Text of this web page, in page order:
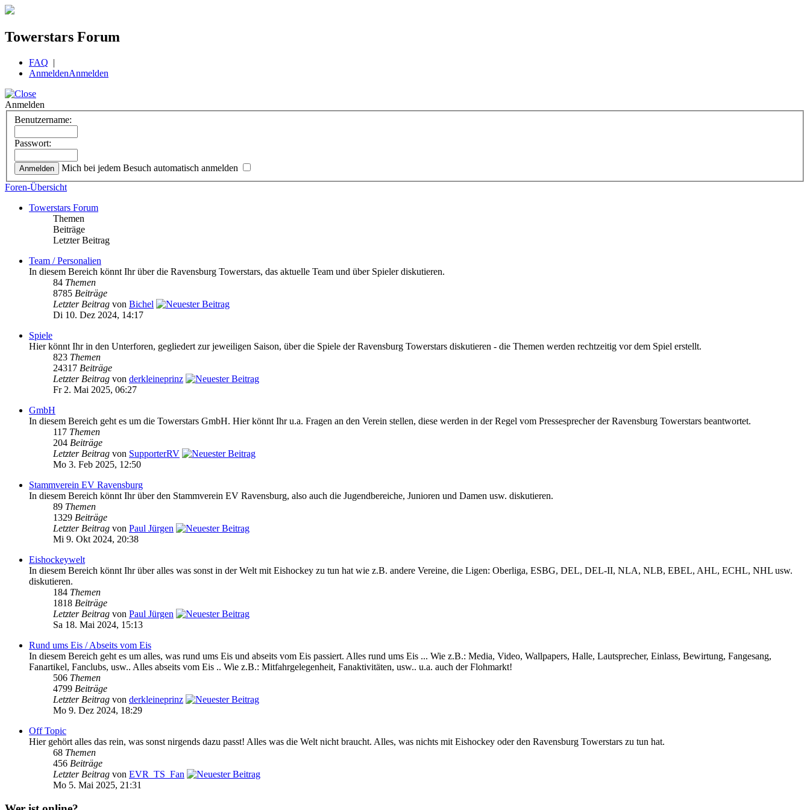
Towerstars Forum
FAQ |
AnmeldenAnmelden
Anmelden
Benutzername:
Passwort:
Mich bei jedem Besuch automatisch anmelden
Foren-Übersicht
Towerstars Forum
Themen
Beiträge
Letzter Beitrag
Team / Personalien
In diesem Bereich könnt Ihr über die Ravensburg Towerstars, das aktuelle Team und über Spieler diskutieren.
84 Themen
8785 Beiträge
Letzter Beitrag von Bichel
Di 10. Dez 2024, 14:17
Spiele
Hier könnt Ihr in den Unterforen, gegliedert zur jeweiligen Saison, über die Spiele der Ravensburg Towerstars diskutieren - die Themen werden rechtzeitig vor dem Spiel erstellt.
823 Themen
24317 Beiträge
Letzter Beitrag von derkleineprinz
Fr 2. Mai 2025, 06:27
GmbH
In diesem Bereich geht es um die Towerstars GmbH. Hier könnt Ihr u.a. Fragen an den Verein stellen, diese werden in der Regel vom Pressesprecher der Ravensburg Towerstars beantwortet.
117 Themen
204 Beiträge
Letzter Beitrag von SupporterRV
Mo 3. Feb 2025, 12:50
Stammverein EV Ravensburg
In diesem Bereich könnt Ihr über den Stammverein EV Ravensburg, also auch die Jugendbereiche, Junioren und Damen usw. diskutieren.
89 Themen
1329 Beiträge
Letzter Beitrag von Paul Jürgen
Mi 9. Okt 2024, 20:38
Eishockeywelt
In diesem Bereich könnt Ihr über alles was sonst in der Welt mit Eishockey zu tun hat wie z.B. andere Vereine, die Ligen: Oberliga, ESBG, DEL, DEL-II, NLA, NLB, EBEL, AHL, ECHL, NHL usw.
diskutieren.
184 Themen
1818 Beiträge
Letzter Beitrag von Paul Jürgen
Sa 18. Mai 2024, 15:13
Rund ums Eis / Abseits vom Eis
In diesem Bereich geht es um alles, was rund ums Eis und abseits vom Eis passiert. Alles rund ums Eis ... Wie z.B.: Media, Video, Wallpapers, Halle, Lautsprecher, Einlass, Bewirtung, Fangesang,
Fanartikel, Fanclubs, usw.. Alles abseits vom Eis .. Wie z.B.: Mitfahrgelegenheit, Fanaktivitäten, usw.. u.a. auch der Flohmarkt!
506 Themen
4799 Beiträge
Letzter Beitrag von derkleineprinz
Mo 9. Dez 2024, 18:29
Off Topic
Hier gehört alles das rein, was sonst nirgends dazu passt! Alles was die Welt nicht braucht. Alles, was nichts mit Eishockey oder den Ravensburg Towerstars zu tun hat.
68 Themen
456 Beiträge
Letzter Beitrag von EVR_TS_Fan
Mo 5. Mai 2025, 21:31